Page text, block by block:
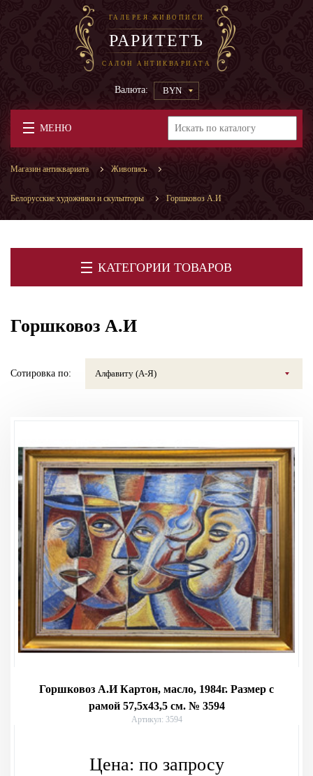
ГАЛЕРЕЯ ЖИВОПИСИ
РАРИТЕТЪ
САЛОН АНТИКВАРИАТА
Валюта: BYN
МЕНЮ
Магазин антиквариата Живопись
Белорусские художники и скульпторы Горшковоз А.И
КАТЕГОРИИ ТОВАРОВ
Горшковоз А.И
Сотировка по: Алфавиту (А-Я)
Горшковоз А.И Картон, масло, 1984г. Размер с
рамой 57,5х43,5 см. № 3594
Артикул: 3594
Цена: по запросу